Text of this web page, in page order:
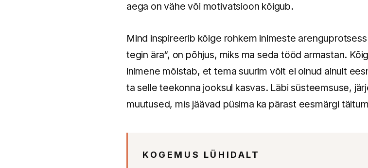
aega on vähe või motivatsioon kõigub.
Mind inspireerib kõige rohkem inimeste
tegin ära“, on põhjus, miks ma seda tööd armastan.
inimene mõistab, et tema suurim võit ei olnud ainult
ta selle teekonna jooksul kasvas. Läbi süsteemsuse,
muutused, mis jäävad püsima ka pärast eesmärgi
KOGEMUS LÜHIDALT